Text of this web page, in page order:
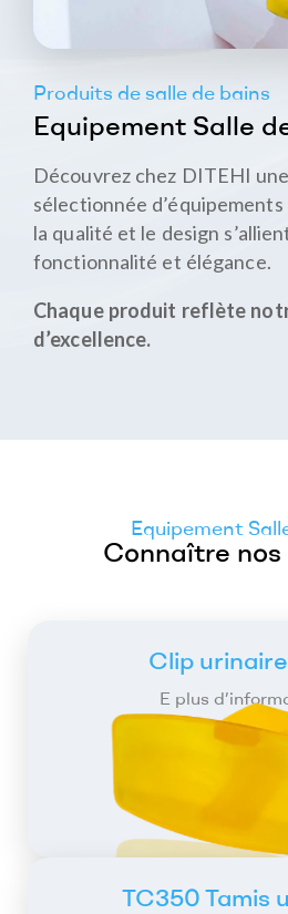
Produits de salle de bains
Equipement Salle
Découvrez chez DITEHI
sélectionnée
la qualité et le design
fonctionnalité et élégance.
Chaque produit reflète
d’excellence.
Equipement
Connaître
Clip
E plus
TC350 Tamis